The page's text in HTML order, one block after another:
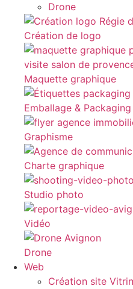
Drone
Création de logo
Maquette graphique
Emballage & Packaging
Graphisme
Charte graphique
Studio photo
Vidéo
Drone
Web
Création site